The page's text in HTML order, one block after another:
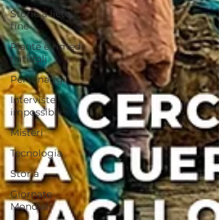
Storie a lieto
fine
Piante e rimedi
naturali
Personaggi
Interviste
impossibili
Misteri
Tecnologia
Storia
Giornate
Mondiali